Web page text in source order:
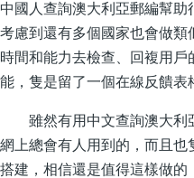
中國人查詢澳大利亞郵編幫助
考慮到還有多個國家也會做
時間和能力去檢查、回複用
能，隻是留了一個在線反饋表
雖然有用中文查詢澳大利
網上總會有人用到的，而且
搭建，相信還是值得這樣做的